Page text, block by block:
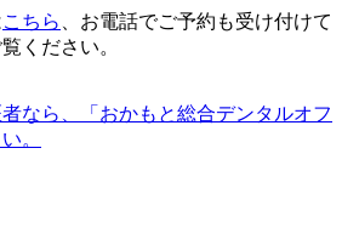
こちら
、お電話でご予約も受け付けて
ください。